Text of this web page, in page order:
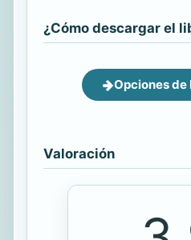
¿Cómo descargar el
Opciones de
Valoración